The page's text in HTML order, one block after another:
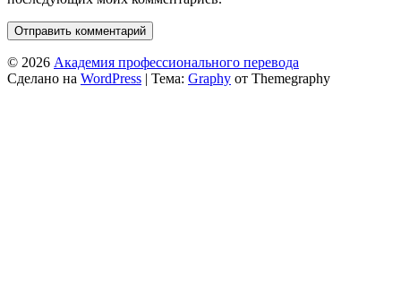
© 2026 Академия профессионального перевода
Сделано на WordPress | Тема: Graphy от Themegraphy